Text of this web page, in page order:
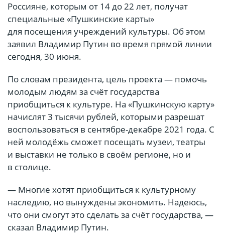
Россияне, которым от 14 до 22 лет, получат
специальные «Пушкинские карты»
для посещения учреждений культуры. Об этом
заявил Владимир Путин во время прямой линии
сегодня, 30 июня.
По словам президента, цель проекта — помочь
молодым людям за счёт государства
приобщиться к культуре. На «Пушкинскую карту»
начислят 3 тысячи рублей, которыми разрешат
воспользоваться в сентябре-декабре 2021 года. С
ней молодёжь сможет посещать музеи, театры
и выставки не только в своём регионе, но и
в столице.
— Многие хотят приобщиться к культурному
наследию, но вынуждены экономить. Надеюсь,
что они смогут это сделать за счёт государства, —
сказал Владимир Путин.